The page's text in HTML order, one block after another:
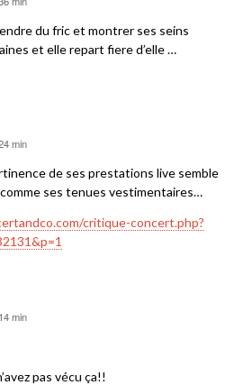
du fric et montrer ses seins
et elle repart fiere d’elle …
min
de ses prestations live semble
ses tenues vestimentaires…
critique-concert.php?
min
pas vécu ça!!